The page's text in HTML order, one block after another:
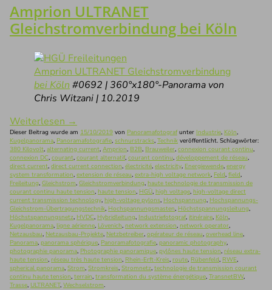
Amprion ULTRANET
Gleichstromverbindung bei Köln
Amprion ULTRANET Gleichstromverbindung
bei Köln #0692 | 360°x180°-Panorama von
Chris Witzani | 10.2019
Weiterlesen →
Dieser Beitrag wurde am 15/10/2019 von Panoramafotografunter Industrie, Köln,
Kugelpanorama, Panoramafotografie, schnurstracks, Technik veröffentlicht. Schlagwörter:
380 Kilovolt, alternating current, Amprion, B2B, Brauweiler, connexion courant continu,
connexion DC, courant, courant alternatif, courant continu, développement de réseau,
direct current, direct current connection, électricité, electricity, Energiewende, energy
system transformation, extension de réseau, extra-high voltage network, Feld, field,
Freileitung, Gleichstrom, Gleichstromverbindung, haute technologie de transmission de
courant continu haute tension, haute tension, HGÜ, high voltage, high-voltage direct
current transmission technology, high-voltage pylons, Hochspannung, Hochspannungs-
Gleichstrom-Übertragungstechnik, Hochspannungsmasten, Höchstspannungsleitung,
Höchstspannungsnetz, HVDC, Hybridleitung, Industriefotograf, itinéraire, Köln,
Kugelpanorama, ligne aérienne, Lövenich, network extension, network operator,
Netzausbau, Netzausbau-Projekte, Netzbetreiber, opérateur de réseau, overhead line,
Panorama, panorama sphérique, Panoramafotografie, panoramic photography,
photographie panorama, Photographie panoramique, pylônes haute tension, réseau extra-
haute tension, réseau très haute tension, Rhein-Erft-Kreis, route, Rübenfeld, RWE,
spherical panorama, Strom, Stromkreis, Stromnetz, technologie de transmission courant
continu haute tension, terrain, transformation du système énergétique, TransnetBW,
Trasse, ULTRANET, Wechselstrom.